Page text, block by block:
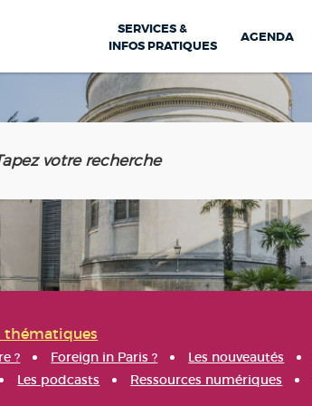
SERVICES &
INFOS PRATIQUES
AGENDA
thématiques
? Foreign in Paris ? Les nouveautés
Les podcasts Ressources numériques